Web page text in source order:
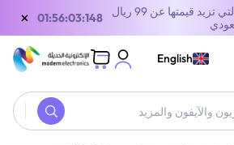
توصيل مجاني للطلبات التي تزيد قيمتها عن 99 ريال
01:56:03:148
×
English